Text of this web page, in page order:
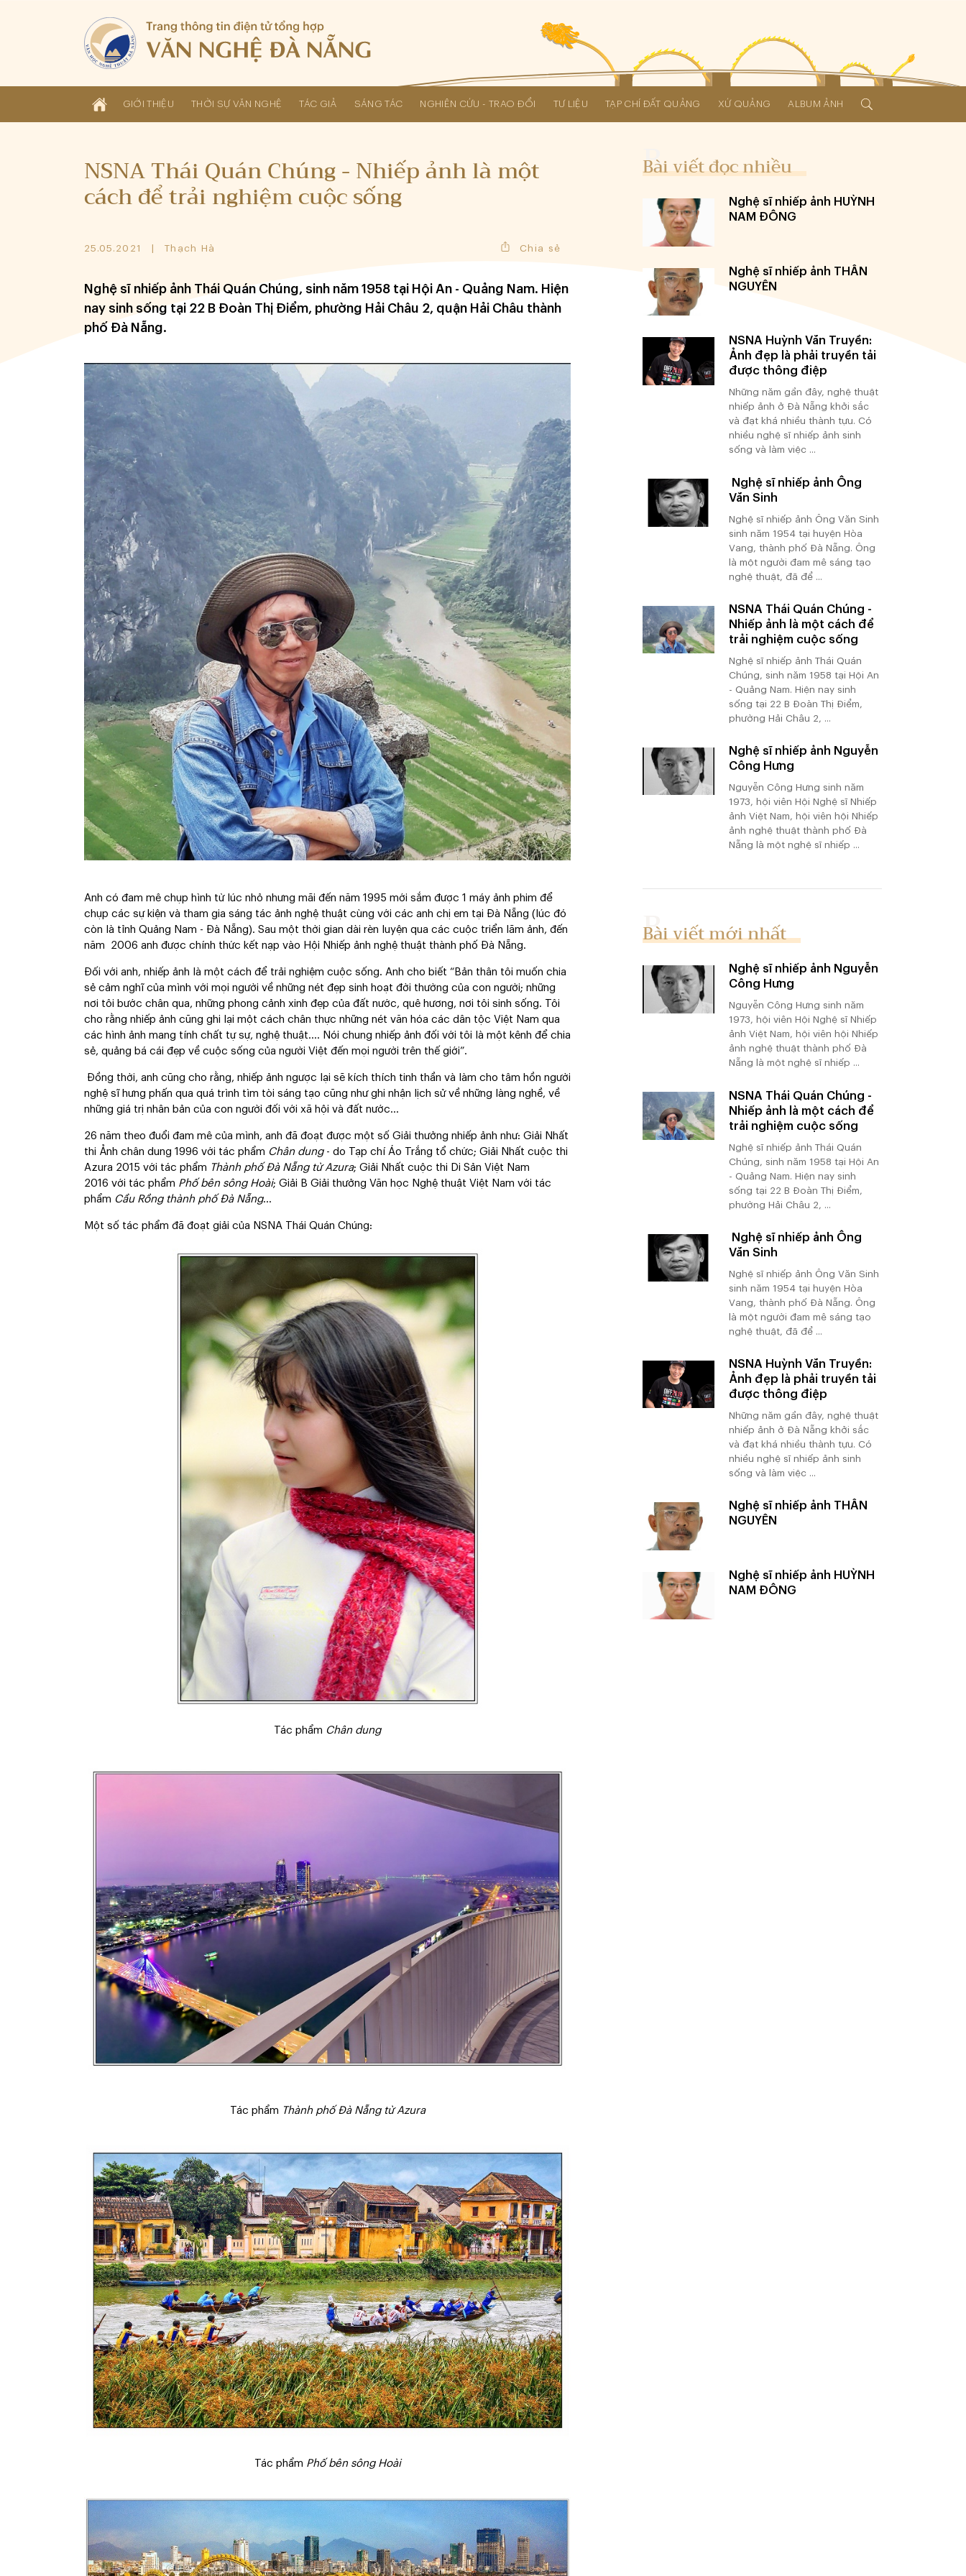
GIỚI THIỆU THỜI SỰ VĂN NGHỆ TÁC GIẢ SÁNG TÁC NGHIÊN CỨU - TRAO ĐỔI TƯ LIỆU TẠP CHÍ ĐẤT QUẢNG XỨ QUẢNG ALBUM ẢNH
NSNA Thái Quán Chúng - Nhiếp ảnh là một
cách để trải nghiệm cuộc sống
25.05.2021 Thạch Hà Chia sẻ
Nghệ sĩ nhiếp ảnh Thái Quán Chúng, sinh năm 1958 tại Hội An - Quảng Nam. Hiện
nay sinh sống tại 22 B Đoàn Thị Điểm, phường Hải Châu 2, quận Hải Châu thành
phố Đà Nẵng.
Anh có đam mê chụp hình từ lúc nhỏ nhưng mãi đến năm 1995 mới sắm được 1 máy ảnh phim để
chụp các sự kiện và tham gia sáng tác ảnh nghệ thuật cùng với các anh chị em tại Đà Nẵng (lúc đó
còn là tỉnh Quảng Nam - Đà Nẵng). Sau một thời gian dài rèn luyện qua các cuộc triển lãm ảnh, đến
năm 2006 anh được chính thức kết nạp vào Hội Nhiếp ảnh nghệ thuật thành phố Đà Nẵng.
Đối với anh, nhiếp ảnh là một cách để trải nghiệm cuộc sống. Anh cho biết “Bản thân tôi muốn chia
sẻ cảm nghĩ của mình với mọi người về những nét đẹp sinh hoạt đời thường của con người; những
nơi tôi bước chân qua, những phong cảnh xinh đẹp của đất nước, quê hương, nơi tôi sinh sống. Tôi
cho rằng nhiếp ảnh cũng ghi lại một cách chân thực những nét văn hóa các dân tộc Việt Nam qua
các hình ảnh mang tính chất tự sự, nghệ thuật.... Nói chung nhiếp ảnh đối với tôi là một kênh để chia
sẻ, quảng bá cái đẹp về cuộc sống của người Việt đến mọi người trên thế giới”.
Đồng thời, anh cũng cho rằng, nhiếp ảnh ngược lại sẽ kích thích tinh thần và làm cho tâm hồn người
nghệ sĩ hưng phấn qua quá trình tìm tòi sáng tạo cũng như ghi nhận lịch sử về những làng nghề, về
những giá trị nhân bản của con người đối với xã hội và đất nước…
26 năm theo đuổi đam mê của mình, anh đã đoạt được một số Giải thưởng nhiếp ảnh như: Giải Nhất
thi Ảnh chân dung 1996 với tác phẩm Chân dung- do Tạp chí Áo Trắng tổ chức; Giải Nhất cuộc thi
Azura 2015 với tác phẩm Thành phố Đà Nẵng từ Azura; Giải Nhất cuộc thi Di Sản Việt Nam
2016 với tác phẩm Phố bên sông Hoài; Giải B Giải thưởng Văn học Nghệ thuật Việt Nam với tác
phẩm Cầu Rồng thành phố Đà Nẵng…
Một số tác phẩm đã đoạt giải của NSNA Thái Quán Chúng:
Tác phẩm Chân dung
Tác phẩm Thành phố Đà Nẵng từ Azura
Tác phẩm Phố bên sông Hoài
Bài viết đọc nhiều
Nghệ sĩ nhiếp ảnh HUỲNH
NAM ĐÔNG
Nghệ sĩ nhiếp ảnh THÂN
NGUYÊN
NSNA Huỳnh Văn Truyền:
Ảnh đẹp là phải truyền tải
được thông điệp
Những năm gần đây, nghệ thuật
nhiếp ảnh ở Đà Nẵng khởi sắc
và đạt khá nhiều thành tựu. Có
nhiều nghệ sĩ nhiếp ảnh sinh
sống và làm việc ...
Nghệ sĩ nhiếp ảnh Ông
Văn Sinh
Nghệ sĩ nhiếp ảnh Ông Văn Sinh
sinh năm 1954 tại huyện Hòa
Vang, thành phố Đà Nẵng. Ông
là một người đam mê sáng tạo
nghệ thuật, đã để ...
NSNA Thái Quán Chúng -
Nhiếp ảnh là một cách để
trải nghiệm cuộc sống
Nghệ sĩ nhiếp ảnh Thái Quán
Chúng, sinh năm 1958 tại Hội An
- Quảng Nam. Hiện nay sinh
sống tại 22 B Đoàn Thị Điểm,
phường Hải Châu 2, ...
Nghệ sĩ nhiếp ảnh Nguyễn
Công Hưng
Nguyễn Công Hưng sinh năm
1973, hội viên Hội Nghệ sĩ Nhiếp
ảnh Việt Nam, hội viên hội Nhiếp
ảnh nghệ thuật thành phố Đà
Nẵng là một nghệ sĩ nhiếp ...
Bài viết mới nhất
Nghệ sĩ nhiếp ảnh Nguyễn
Công Hưng
Nguyễn Công Hưng sinh năm
1973, hội viên Hội Nghệ sĩ Nhiếp
ảnh Việt Nam, hội viên hội Nhiếp
ảnh nghệ thuật thành phố Đà
Nẵng là một nghệ sĩ nhiếp ...
NSNA Thái Quán Chúng -
Nhiếp ảnh là một cách để
trải nghiệm cuộc sống
Nghệ sĩ nhiếp ảnh Thái Quán
Chúng, sinh năm 1958 tại Hội An
- Quảng Nam. Hiện nay sinh
sống tại 22 B Đoàn Thị Điểm,
phường Hải Châu 2, ...
Nghệ sĩ nhiếp ảnh Ông
Văn Sinh
Nghệ sĩ nhiếp ảnh Ông Văn Sinh
sinh năm 1954 tại huyện Hòa
Vang, thành phố Đà Nẵng. Ông
là một người đam mê sáng tạo
nghệ thuật, đã để ...
NSNA Huỳnh Văn Truyền:
Ảnh đẹp là phải truyền tải
được thông điệp
Những năm gần đây, nghệ thuật
nhiếp ảnh ở Đà Nẵng khởi sắc
và đạt khá nhiều thành tựu. Có
nhiều nghệ sĩ nhiếp ảnh sinh
sống và làm việc ...
Nghệ sĩ nhiếp ảnh THÂN
NGUYÊN
Nghệ sĩ nhiếp ảnh HUỲNH
NAM ĐÔNG